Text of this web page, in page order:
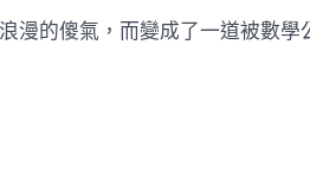
漫的傻氣，而變成了一道被數學